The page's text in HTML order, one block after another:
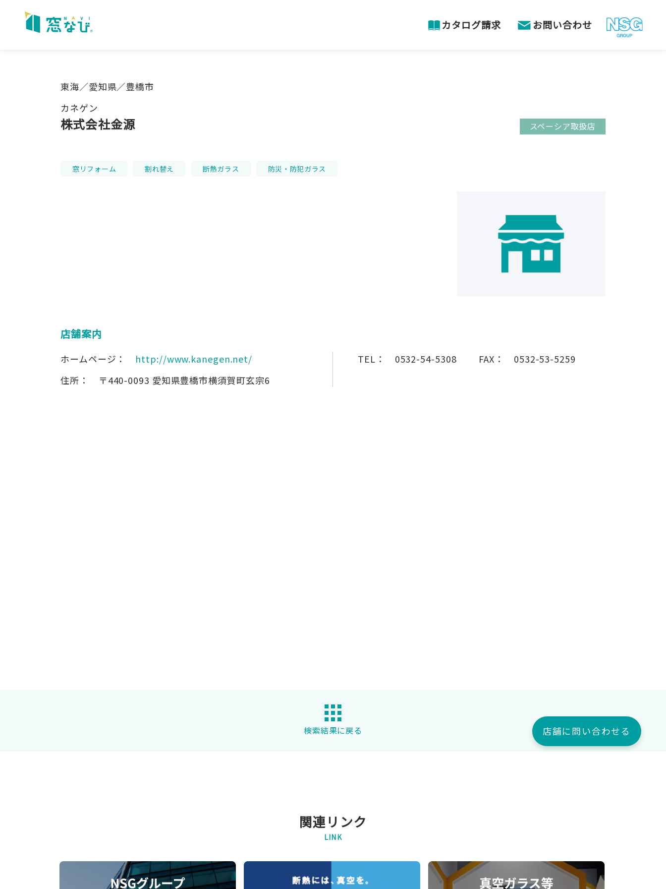
content
カタログ請求 お問い合わせ
東海／愛知県／豊橋市
カネゲン
株式会社金源 スペーシア取扱店
窓リフォーム 割れ替え 断熱ガラス 防災・防犯ガラス
店舗案内
ホームページ：
http://www.kanegen.net/
住所：
〒440-0093 愛知県豊橋市横須賀町玄宗6
TEL： 0532-54-5308 FAX： 0532-53-5259
検索結果に戻る
関連リンク
LINK
店舗に問い合わせる